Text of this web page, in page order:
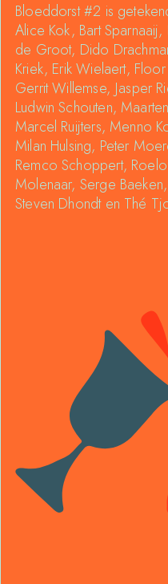
Bloeddorst #2 is
Alice Kok, Bart
de Groot, Dido
Kriek, Erik Wielaert,
Gerrit Willemse, Jasper
Ludwin Schouten,
Marcel Ruijters, Menno
Milan Hulsing, Peter
Remco Schoppert,
Molenaar, Serge
Steven Dhondt en Thé